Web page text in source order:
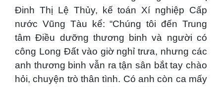
Đinh Thị Lệ Thủy, kế toán Xí nghiệp Cấp
nước Vũng Tàu kể: “Chúng tôi đến Trung
tâm Điều dưỡng thương binh và người có
công Long Đất vào giờ nghỉ trưa, nhưng các
anh thương binh vẫn ra tận sân bắt tay chào
hỏi, chuyện trò thân tình. Có anh còn ca mấy